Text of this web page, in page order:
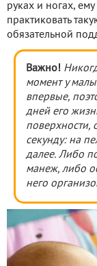
руках и ногах,
практиковать
обязательной
Важно!
момент у
впервые,
дней его
поверхности,
секунду: на
далее. Либо
манеж, либо
него